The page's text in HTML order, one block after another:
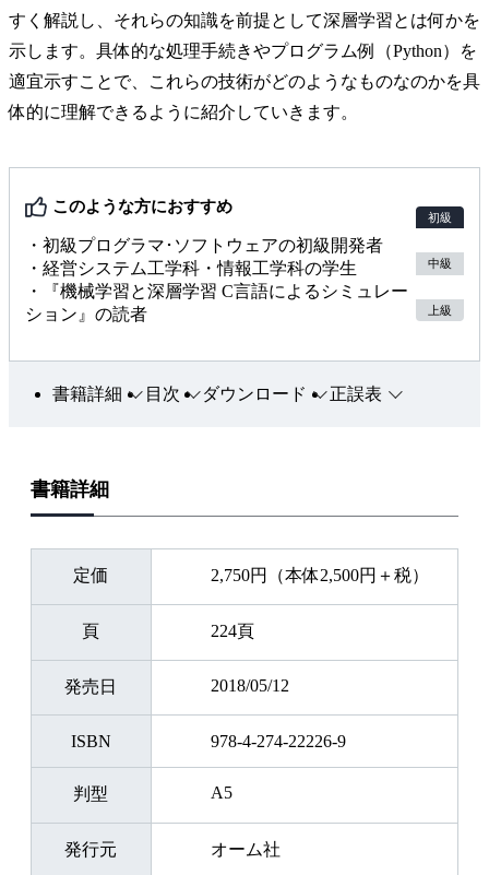
すく解説し、それらの知識を前提として深層学習とは何かを
示します。具体的な処理手続きやプログラム例（Python）を
適宜示すことで、これらの技術がどのようなものなのかを具
体的に理解できるように紹介していきます。
このような方におすすめ
・初級プログラマ･ソフトウェアの初級開発者
・経営システム工学科・情報工学科の学生
・『機械学習と深層学習 C言語によるシミュレー
ション』の読者
初級
中級
上級
書籍詳細 目次 ダウンロード 正誤表
書籍詳細
定価 2,750円（本体2,500円＋税）
頁 224頁
発売日 2018/05/12
ISBN 978-4-274-22226-9
判型 A5
発行元 オーム社